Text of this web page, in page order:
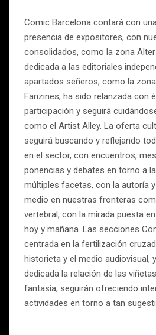
Comic Barcelona contará con
presencia de expositores, con
consolidados, como la zona
dedicada a las editoriales
apartados señeros, como la
Fanzines, ha sido relanzada con
participación y seguirá
como el Artist Alley. La oferta
seguirá buscando y reflejando
en el sector, con encuentros,
ponencias y debates en torno a
múltiples facetas, con la autoría
medio en nuestras fronteras
vertebral, con la mirada puesta
hoy y mañana. Las secciones
centrada en la fertilización
historieta y el medio audiovisual,
dedicada la relación de las
fantasía, seguirán ofreciendo
actividades en torno a tan